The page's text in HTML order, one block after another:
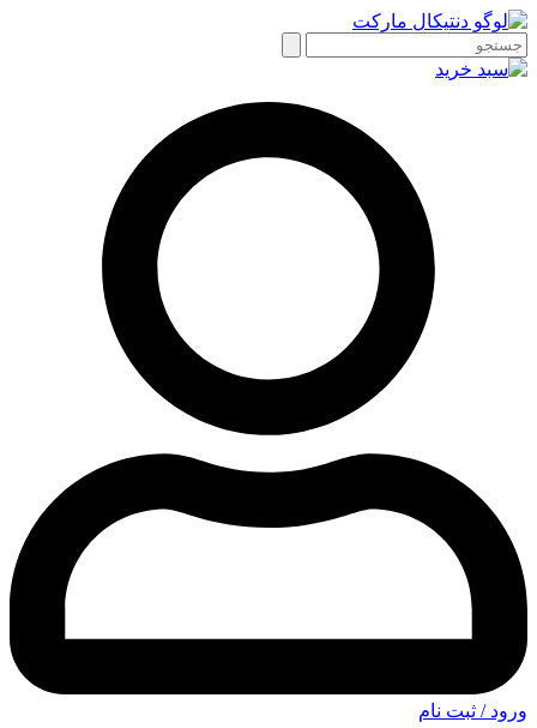
ورود / ثبت نام